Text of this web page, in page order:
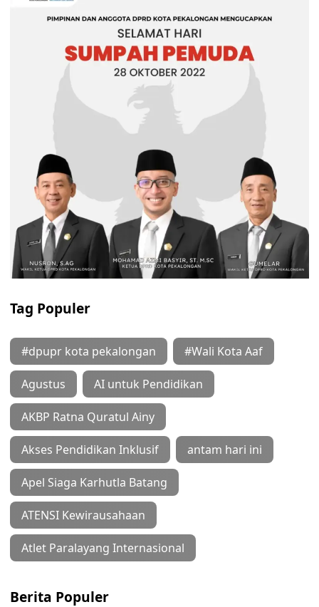
Tag Populer
#dpupr kota pekalongan #Wali Kota Aaf
Agustus AI untuk Pendidikan
AKBP Ratna Quratul Ainy
Akses Pendidikan Inklusif antam hari ini
Apel Siaga Karhutla Batang
ATENSI Kewirausahaan
Atlet Paralayang Internasional
Berita Populer